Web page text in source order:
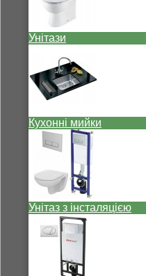
Унітази
Кухонні мийки
Унітаз з інсталяцією